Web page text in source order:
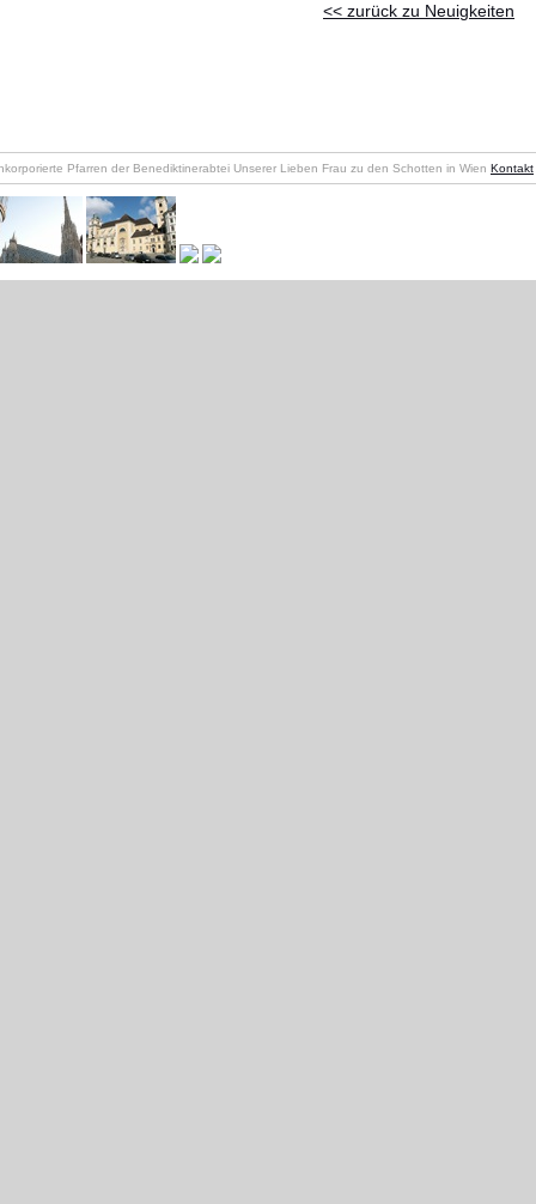
<< zurück zu Neuigkeiten
Pfarren der Benediktinerabtei Unserer Lieben Frau zu den Schotten in Wien Kontakt